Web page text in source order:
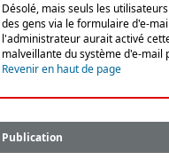
Désolé, mais seuls les
des gens via le formulaire d'e-
l'administrateur aurait activé
malveillante du système d'e-mail
Revenir en haut de page
Publication